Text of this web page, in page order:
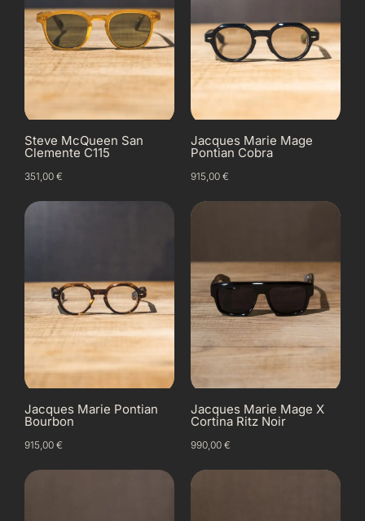
Steve McQueen San
Clemente C115
351,00 €
Jacques Marie Mage
Pontian Cobra
915,00 €
Jacques Marie Pontian
Bourbon
915,00 €
Jacques Marie Mage X
Cortina Ritz Noir
990,00 €